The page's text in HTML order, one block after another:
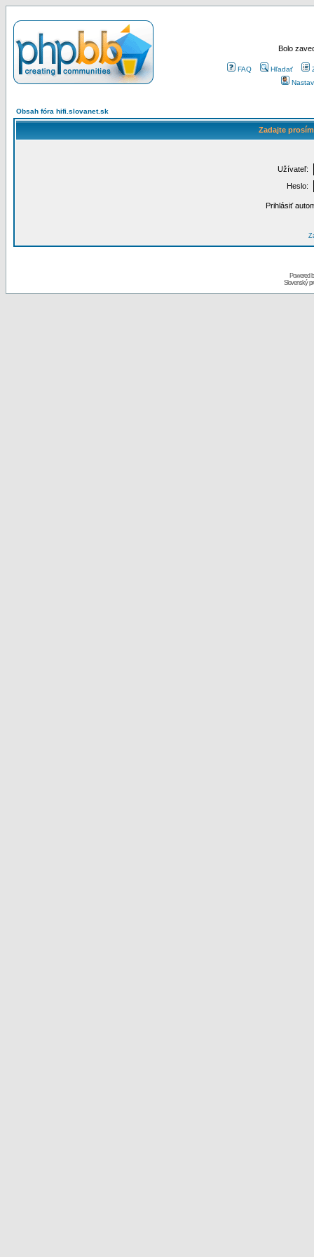
Bolo
FAQ Hľadať
Obsah fóra hifi.slovanet.sk
Zadajte
Užívateľ:
Heslo:
Prihlásiť
Powered
Slovenský